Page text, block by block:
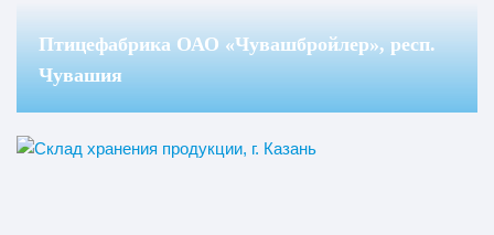
Птицефабрика ОАО «Чувашбройлер», респ.
Чувашия